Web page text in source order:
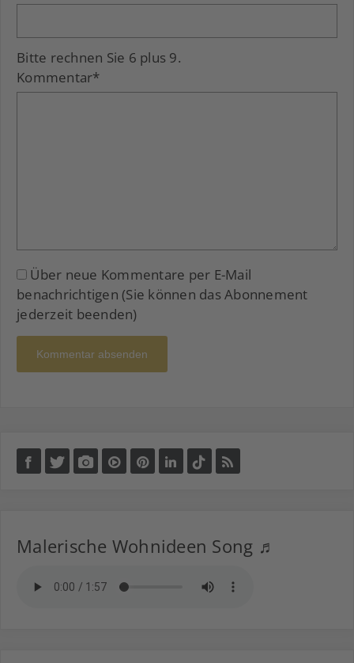
Bitte rechnen Sie 6 plus 9.
Kommentar*
Über neue Kommentare per E-Mail
benachrichtigen (Sie können das Abonnement
jederzeit beenden)
Kommentar absenden
Malerische Wohnideen Song ♬